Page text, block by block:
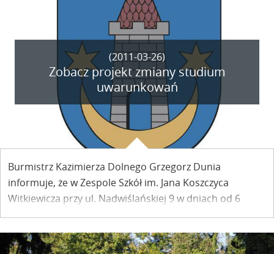
(2011-03-26)
Zobacz projekt zmiany studium
uwarunkowań
Burmistrz Kazimierza Dolnego Grzegorz Dunia
informuje, żew Zespole Szkół im. Jana Koszczyca
Witkiewicza przy ul. Nadwiślańskiej 9 w dniach od 6
kwietnia do 26 maja będzie wyłożony do wgląduprojekt
zmiany studium uwarunkowańi kierunków
zagospodarowania przestrzennego miasta i gminy